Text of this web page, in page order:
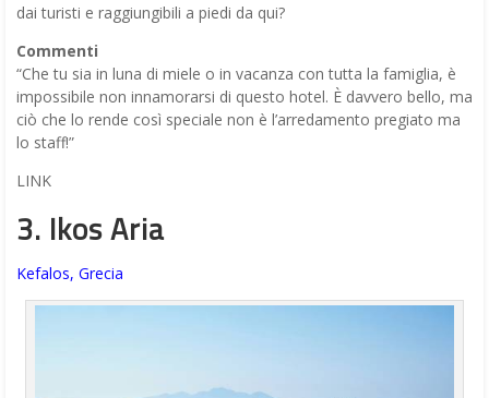
dai turisti e raggiungibili a piedi da qui?
Commenti
“Che tu sia in luna di miele o in vacanza con tutta la famiglia, è
impossibile non innamorarsi di questo hotel. È davvero bello, ma
ciò che lo rende così speciale non è l’arredamento pregiato ma
lo staff!”
LINK
3. Ikos Aria
Kefalos, Grecia